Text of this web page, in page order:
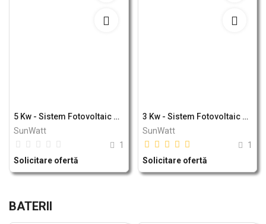
5 Kw - Sistem Fotovoltaic Growatt
SunWatt
1
Solicitare ofertă
3 Kw - Sistem Fotovoltaic Growatt
SunWatt
1
Solicitare ofertă
BATERII